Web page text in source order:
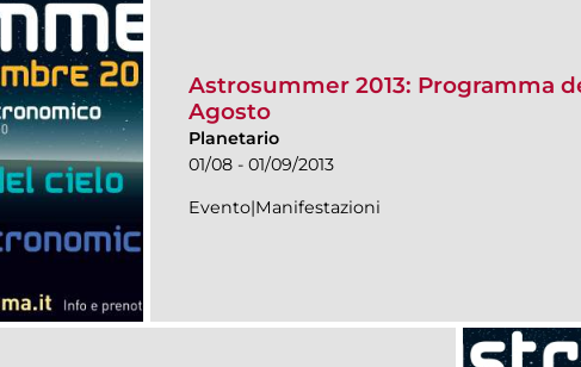
Astrosummer 2013: Programma
Agosto
Planetario
01/08 - 01/09/2013
Evento|Manifestazioni